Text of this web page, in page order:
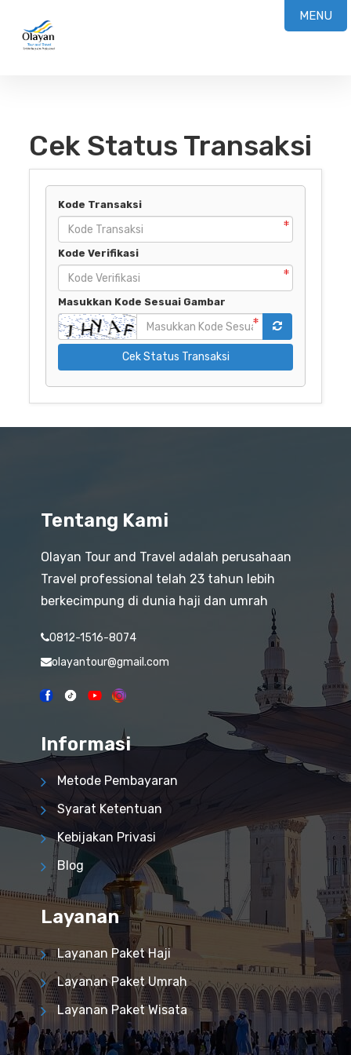
Cek Status Transaksi
Kode Transaksi
Kode Verifikasi
Masukkan Kode Sesuai Gambar
Cek Status Transaksi
Tentang Kami
Olayan Tour and Travel adalah perusahaan
Travel professional telah 23 tahun lebih
berkecimpung di dunia haji dan umrah
0812-1516-8074
olayantour@gmail.com
Informasi
Metode Pembayaran
Syarat Ketentuan
Kebijakan Privasi
Blog
Layanan
Layanan Paket Haji
Layanan Paket Umrah
Layanan Paket Wisata
MENU